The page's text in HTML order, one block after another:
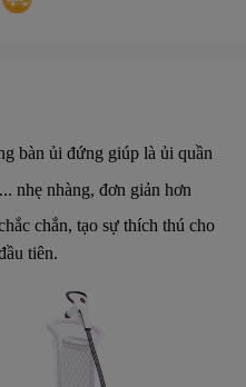
bàn ủi đứng giúp là ủi quần
nhẹ nhàng, đơn giản hơn
chắn, tạo sự thích thú cho
tiên.